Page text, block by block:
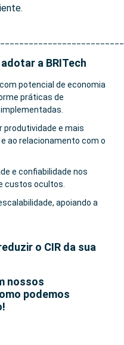
a BRITech
potencial de economia
práticas de
produtividade e mais
ao relacionamento com o
e confiabilidade nos
custos ocultos.
apoiando a
o CIR da sua
nossos
podemos